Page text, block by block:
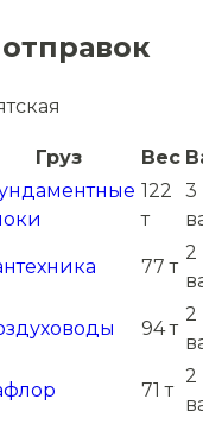
Груз Вес
122
т
3
77 т
2
94 т
2
71 т
2